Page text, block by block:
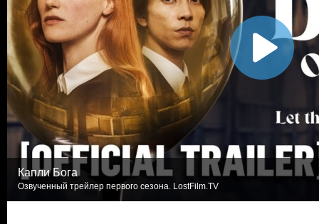
Капли Бога
Озвученный трейлер первого сезона. LostFilm.TV